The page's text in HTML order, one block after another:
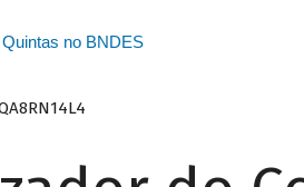
no BNDES